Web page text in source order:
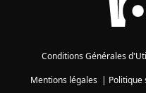
Conditions Générales
Mentions légales| Politique